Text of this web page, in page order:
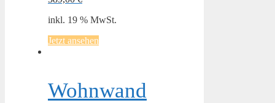
inkl. 19 % MwSt.
Jetzt ansehen
Wohnwand